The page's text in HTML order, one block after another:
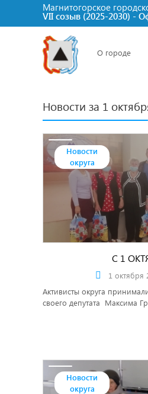
Магнитогорское
VII созыв (2025-2030) -
О городе
Новости за 1
Новости
округа
С 1
1 октября
Активисты округа
своего депутата Максима
Новости
округа